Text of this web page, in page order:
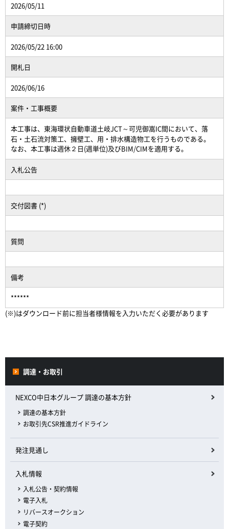
2026/05/11
申請締切日時
2026/05/22 16:00
開札日
2026/06/16
案件・工事概要
本工事は、東海環状自動車道土岐JCT～可児御嵩IC間において、落
石・土石流対策工、擁壁工、用・排水構造物工を行うものである。
なお、本工事は週休２日(週単位)及びBIM/CIMを適用する。
入札公告
交付図書 (*)
質問
備考
******
(※)はダウンロード前に担当者様情報を入力いただく必要があります
調達・お取引
NEXCO中日本グループ 調達の基本方針
調達の基本方針
お取引先CSR推進ガイドライン
発注見通し
入札情報
入札公告・契約情報
電子入札
リバースオークション
電子契約